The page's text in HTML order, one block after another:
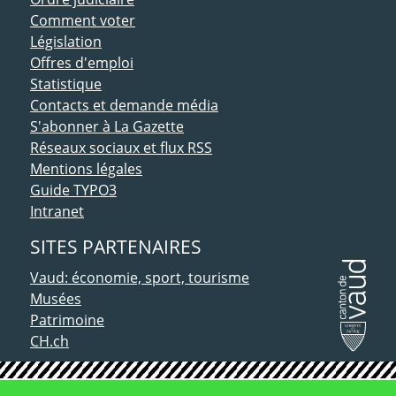
Comment voter
Législation
Offres d'emploi
Statistique
Contacts et demande média
S'abonner à La Gazette
Réseaux sociaux et flux RSS
Mentions légales
Guide TYPO3
Intranet
SITES PARTENAIRES
Vaud: économie, sport, tourisme
Musées
Patrimoine
CH.ch